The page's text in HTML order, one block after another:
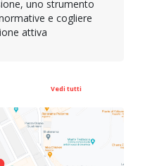
uno strumento
e cogliere
attiva
Vedi tutti